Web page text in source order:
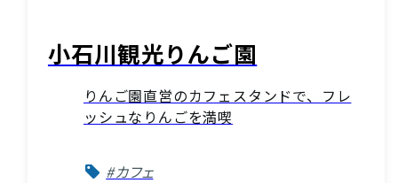
小石川観光りんご園
りんご園直営のカフェスタンドで、フレ
ッシュなりんごを満喫
#カフェ
観光に関するお問い合わせ
イベント情報掲載申込フォーム